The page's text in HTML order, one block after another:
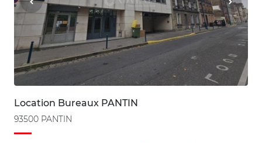
Location Bureaux PANTIN
93500 PANTIN